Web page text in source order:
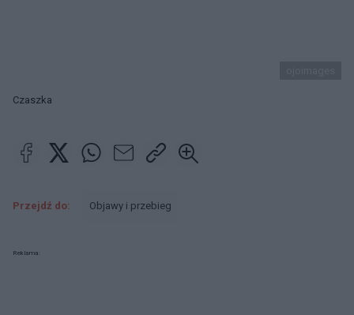
Czaszka
Przejdź do: Objawy i przebieg
Reklama: